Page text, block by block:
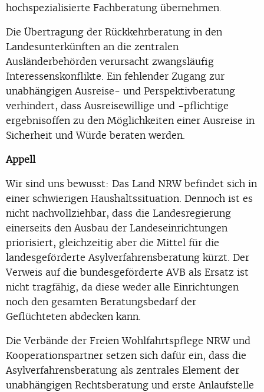
hochspezialisierte Fachberatung übernehmen.
Die Übertragung der Rückkehrberatung in den
Landesunterkünften an die zentralen
Ausländerbehörden verursacht zwangsläufig
Interessenskonflikte. Ein fehlender Zugang zur
unabhängigen Ausreise- und Perspektivberatung
verhindert, dass Ausreisewillige und -pflichtige
ergebnisoffen zu den Möglichkeiten einer Ausreise in
Sicherheit und Würde beraten werden.
Appell
Wir sind uns bewusst: Das Land NRW befindet sich in
einer schwierigen Haushaltssituation. Dennoch ist es
nicht nachvollziehbar, dass die Landesregierung
einerseits den Ausbau der Landeseinrichtungen
priorisiert, gleichzeitig aber die Mittel für die
landesgeförderte Asylverfahrensberatung kürzt. Der
Verweis auf die bundesgeförderte AVB als Ersatz ist
nicht tragfähig, da diese weder alle Einrichtungen
noch den gesamten Beratungsbedarf der
Geflüchteten abdecken kann.
Die Verbände der Freien Wohlfahrtspflege NRW und
Kooperationspartner setzen sich dafür ein, dass die
Asylverfahrensberatung als zentrales Element der
unabhängigen Rechtsberatung und erste Anlaufstelle